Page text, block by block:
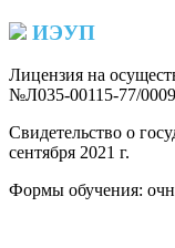
ИЭУП
Лицензия на
№Л035-00115-77/
Свидетельство о
сентября 2021 г.
Формы обучения: